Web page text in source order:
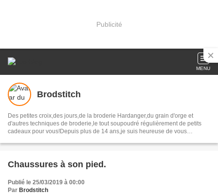
Publicité
MENU
Brodstitch
Des petites croix,des jours,de la broderie Hardanger,du grain d'orge et
d'autres techniques de broderie,le tout soupoudré régulièrement de petits
cadeaux pour vous!Depuis plus de 14 ans,je suis heureuse de vous
Chaussures à son pied.
Publié le 25/03/2019 à 00:00
Par Brodstitch